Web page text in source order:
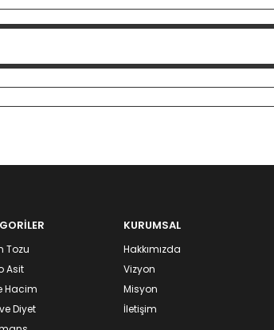
Tozu
Asit
Hacim
Diyet
KURUMSAL
Hakkımızda
Vizyon
Misyon
İletişim